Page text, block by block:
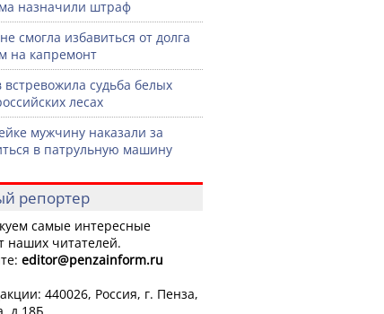
назначили штраф
смогла избавиться от долга
на капремонт
встревожила судьба белых
лесах
мужчину наказали за
в патрульную машину
репортер
самые интересные
наших читателей.
editor@penzainform.ru
440026, Россия, г. Пенза,